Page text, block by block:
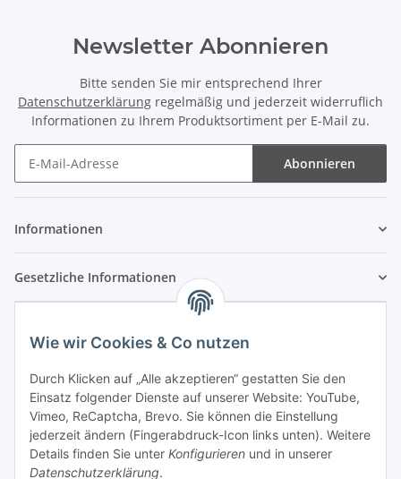
Wie wir Cookies & Co nutzen
Durch Klicken auf „Alle akzeptieren“ gestatten Sie den
Einsatz folgender Dienste auf unserer Website: YouTube,
Vimeo, ReCaptcha, Brevo. Sie können die Einstellung
jederzeit ändern (Fingerabdruck-Icon links unten). Weitere
Details finden Sie unter Konfigurieren und in unserer
Datenschutzerklärung.
Newsletter Abonnieren
Bitte senden Sie mir entsprechend Ihrer
Datenschutzerklärung regelmäßig und jederzeit widerruflich
Informationen zu Ihrem Produktsortiment per E-Mail zu.
Abonnieren
Informationen
Gesetzliche Informationen